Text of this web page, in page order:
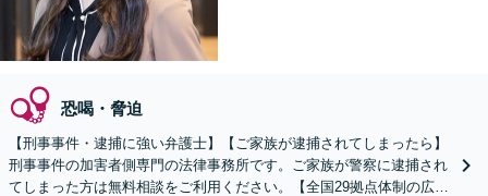
恐喝・脅迫
【刑事事件・逮捕に強い弁護士】【ご家族が逮捕されてしまったら】
刑事事件の加害者側専門の法律事務所です。ご家族が警察に逮捕され
てしまった方は無料相談をご利用ください。【全国29拠点体制の広域